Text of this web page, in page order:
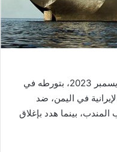
اعترف الحرس الثوري، السبت 32 ديسمبر 2023، بتورطه في
في اليمن، ضد
المندب، بينما هدد بإغلاق